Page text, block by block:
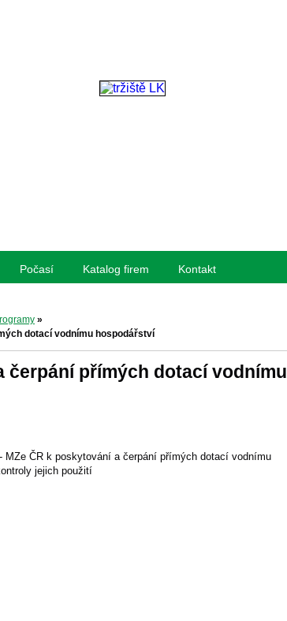
Počasí Katalog firem Kontakt
»
dotací vodnímu hospodářství
čerpání přímých dotací vodnímu
MZe ČR k poskytování a čerpání přímých dotací vodnímu
jejich použití